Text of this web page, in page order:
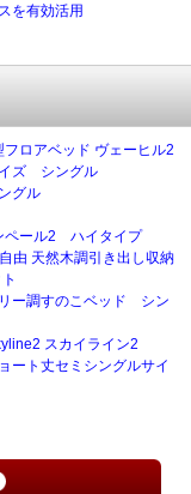
を有効活用
ロアベッド ヴェーヒル2
ズ シングル
グル
ペール2 ハイタイプ
由 天然木調引き出し収納
ー調すのこベッド シン
スカイライン2
ト丈セミシングルサイ